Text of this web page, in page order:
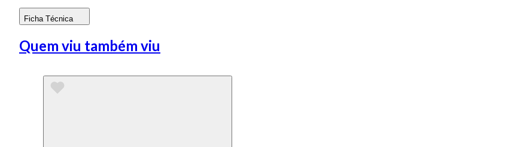
Ficha Técnica
Quem viu também viu